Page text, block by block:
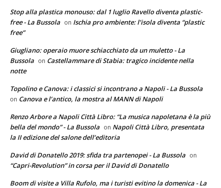
Stop alla plastica monouso: dal 1 luglio Ravello diventa plastic-
free - La Bussola on Ischia pro ambiente: l’isola diventa “plastic
free”
Giugliano: operaio muore schiacchiato da un muletto - La
Bussola on Castellammare di Stabia: tragico incidente nella
notte
Topolino e Canova: i classici si incontrano a Napoli - La Bussola
on Canova e l’antico, la mostra al MANN di Napoli
Renzo Arbore a Napoli Città Libro: “La musica napoletana è la più
bella del mondo” - La Bussola on Napoli Città Libro, presentata
la II edizione del salone dell’editoria
David di Donatello 2019: sfida tra partenopei - La Bussola on
“Capri-Revolution” in corsa per il David di Donatello
Boom di visite a Villa Rufolo, ma i turisti evitino la domenica - La